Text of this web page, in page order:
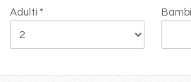
Adulti*